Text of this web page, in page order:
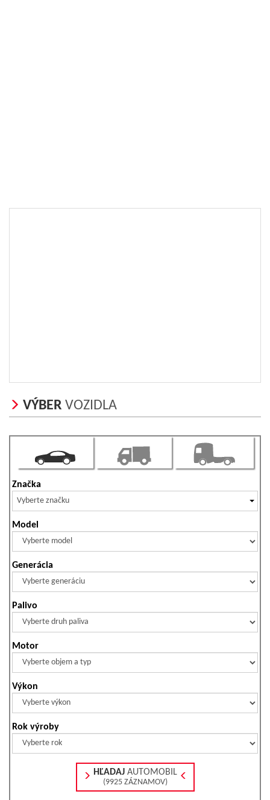
VÝBER VOZIDLA
Značka
Vyberte značku
Model
Generácia
Palivo
Motor
Výkon
Rok výroby
HĽADAJAUTOMOBIL
(9925 ZÁZNAMOV)